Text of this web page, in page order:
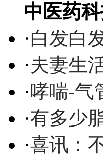
中医药
·白发白
·夫妻生
·哮喘-气
·有多少
·喜讯：